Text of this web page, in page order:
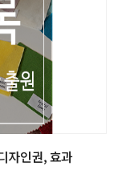
자인권, 효과